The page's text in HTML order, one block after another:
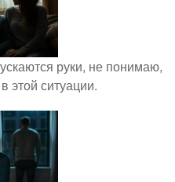
руки, не понимаю,
этой ситуации.